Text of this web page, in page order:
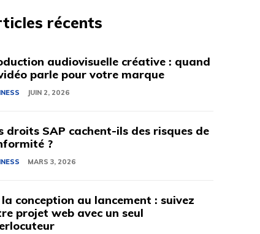
récents
audiovisuelle créative : quand
parle pour votre marque
JUIN 2, 2026
droits SAP cachent-ils des risques de
?
MARS 3, 2026
la conception au lancement : suivez
projet web avec un seul